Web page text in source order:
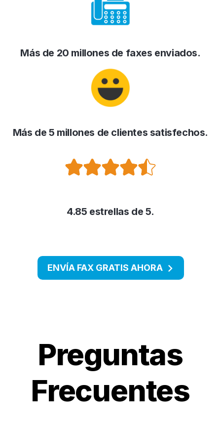
Más de 20 millones de faxes enviados.
Más de 5 millones de clientes satisfechos.
4.85 estrellas de 5.
ENVÍA FAX GRATIS AHORA
Preguntas
Frecuentes